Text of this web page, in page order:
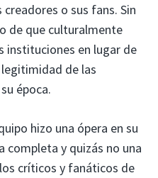
o sus fans. Sin
de que culturalmente
instituciones en lugar de
de las
época.
hizo una ópera en su
completa y quizás no una
críticos y fanáticos de